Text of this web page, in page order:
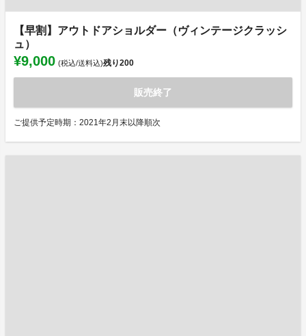
【早割】アウトドアショルダー（ヴィンテージクラッシ
ュ）
¥9,000 (税込/送料込)残り200
販売終了
ご提供予定時期：2021年2月末以降順次